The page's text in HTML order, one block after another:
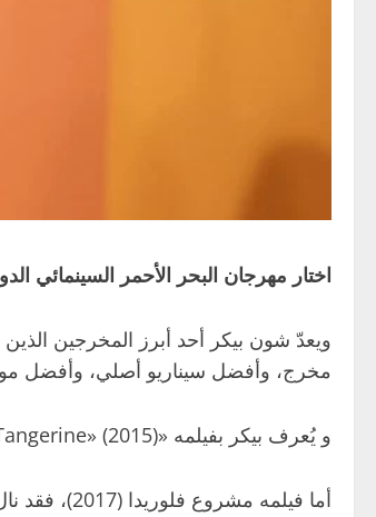
اختار مهرجان البحر الأحمر السينمائي
مخرج، وأفضل سيناريو أصلي، وأفضل
و يُعرف بيكر بفيلمه «Tangerine» (2015) الذي صُوِّر بالكامل باستخدام هاتف iPhone 5S، ويُعدّ علامة فارقة في مسيرة السينما المستقلة.
أما فيلمه مشروع فلوريدا (2017)، فقد نال إشادة عالمية واسعة وأدّى إلى ترشيح النجم ويليم دافو لجائزة الأوسكار وجائزتي الغولدن غلوب والبافتا لأفضل ممثل مساعد.